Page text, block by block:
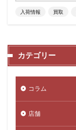
入荷情報 買取
カテゴリー
コラム
店舗